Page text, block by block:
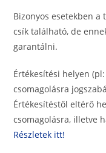
Bizonyos esetekben
csík található, de
garantálni.
Értékesítési helyen
csomagolásra
Értékesítéstől eltérő
csomagolásra, illetve
Részletek itt!